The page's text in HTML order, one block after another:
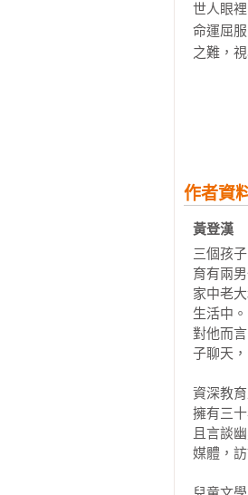
【有感
1.「兒
完美主
唯有接
才能復
身兼老
／ 20個
／ 8組
／24道
8步驟避
1／聚焦
看一看
孩子常
先聚焦
世人眼
命運屈
之難，
課業引
儕的。
藥是礙
子。
即使演
呀，如
的孩子
就最美
湯子瑢
作者資
黃登漢
三個孩
育有兩
家中老
生活中。
對他而
子聊天
資深教
擁有三
且言談
媒體，